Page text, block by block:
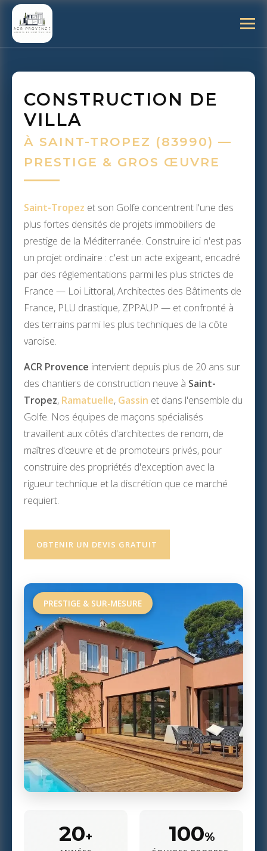
CONSTRUCTION DE
VILLA
À SAINT-TROPEZ (83990) —
PRESTIGE & GROS ŒUVRE
Saint-Tropez et son Golfe concentrent l'une des
plus fortes densités de projets immobiliers de
prestige de la Méditerranée. Construire ici n'est pas
un projet ordinaire : c'est un acte exigeant, encadré
par des réglementations parmi les plus strictes de
France — Loi Littoral, Architectes des Bâtiments de
France, PLU drastique, ZPPAUP — et confronté à
des terrains parmi les plus techniques de la côte
varoise.
ACR Provence intervient depuis plus de 20 ans sur
des chantiers de construction neuve à Saint-
Tropez, Ramatuelle, Gassin et dans l'ensemble du
Golfe. Nos équipes de maçons spécialisés
travaillent aux côtés d'architectes de renom, de
maîtres d'œuvre et de promoteurs privés, pour
construire des propriétés d'exception avec la
rigueur technique et la discrétion que ce marché
requiert.
OBTENIR UN DEVIS GRATUIT
PRESTIGE & SUR-MESURE
20+ 100%